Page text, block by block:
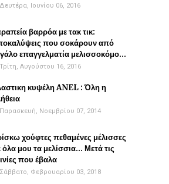
Δευτέρα, Ιουνίου 06, 2016
βαρρόα με τακ τικ:
που σοκάρουν από
επαγγελματία μελισσοκόμο...
Τρίτη, Αυγούστου 16, 2016
κυψέλη ANEL : Όλη η
Παρασκευή, Νοεμβρίου 07, 2014
χούφτες πεθαμένες μέλισσες
όλα μου τα μελίσσια... Μετά τις
που έβαλα
Σάββατο, Φεβρουαρίου 03, 2018